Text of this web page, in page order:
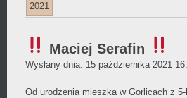
2021
Maciej Serafin
Wysłany dnia: 15 października 2021
Od urodzenia mieszka w Gorlicach z